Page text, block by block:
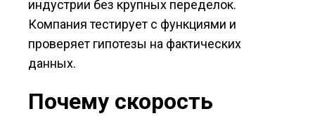
индустрии без крупных переделок.
Компания тестирует с функциями и
проверяет гипотезы на фактических
данных.
Почему скорость